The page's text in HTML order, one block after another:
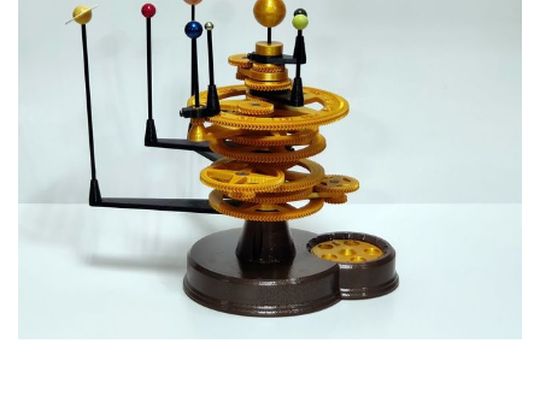
Накопительные скидки
Розыгрыши подарков
Доступ в закрытый клуб
Нажимая на кнопку "Отправить", вы даете согласие на обработку
персональных данных
Отправить
Нажимая на кнопку "Отправить", вы даете согласие на обработку
персональных данных
Или войти через соц сети
ВОЙТИ ЧЕРЕЗ GOOGLE
Отправить
Нажимая на кнопку "Отправить", вы даете согласие на обработку
персональных данных